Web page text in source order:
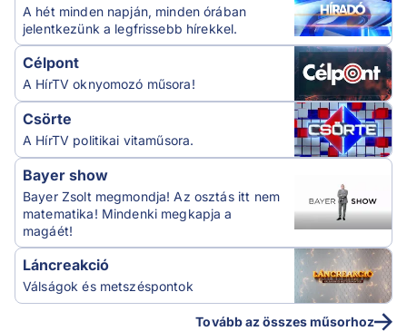
A hét minden napján, minden órában
jelentkezünk a legfrissebb hírekkel.
Célpont
A HírTV oknyomozó műsora!
Csörte
A HírTV politikai vitaműsora.
Bayer show
Bayer Zsolt megmondja! Az osztás itt nem
matematika! Mindenki megkapja a
magáét!
Láncreakció
Válságok és metszéspontok
Tovább az összes műsorhoz